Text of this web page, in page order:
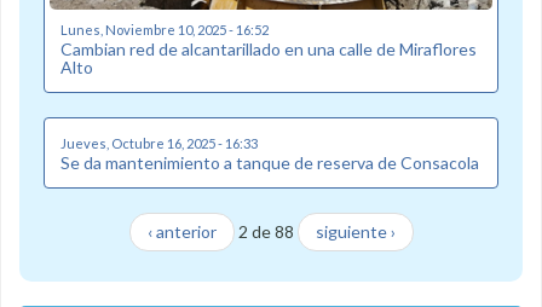
Lunes, Noviembre 10, 2025 - 16:52
Cambian red de alcantarillado en una calle de Miraflores
Alto
Jueves, Octubre 16, 2025 - 16:33
Se da mantenimiento a tanque de reserva de Consacola
‹ anterior 2 de 88 siguiente ›